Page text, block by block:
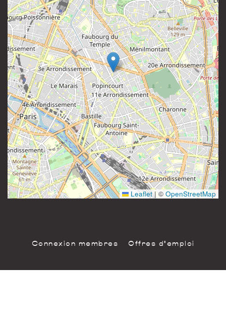
Leaflet |©OpenStreetMap
81 rue Saint-Maur
75011 Paris
France
Instagram
Connexion membres Offres d'emploi